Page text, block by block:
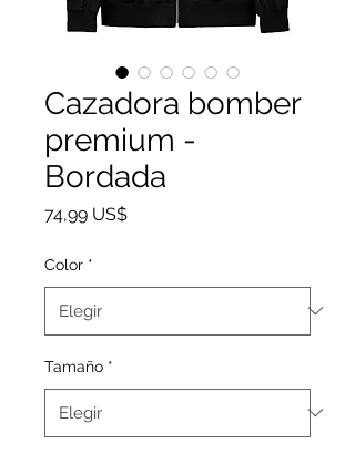
Cazadora bomber
premium -
Bordada
74,99 US$Precio
Color *
Tamaño *